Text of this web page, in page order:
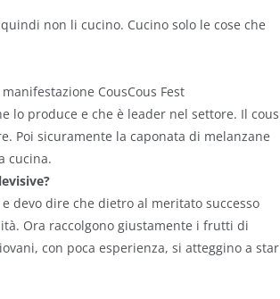
non li cucino. Cucino solo le cose che
CousCous Fest
lo produce e che è leader nel settore. Il cous
Poi sicuramente la caponata di melanzane
cucina.
devo dire che dietro al meritato successo
Ora raccolgono giustamente i frutti di
con poca esperienza, si atteggino a star